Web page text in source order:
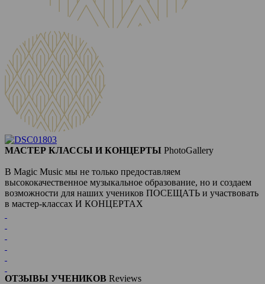
МАСТЕР КЛАССЫ И КОНЦЕРТЫ PhotoGallery
В Magic Music мы не только предоставляем
высококачественное музыкальное образование, но и создаем
возможности для наших учеников ПОСЕЩАТЬ и участвовать
в мастер-классах И КОНЦЕРТАХ
ОТЗЫВЫ УЧЕНИКОВ Reviews